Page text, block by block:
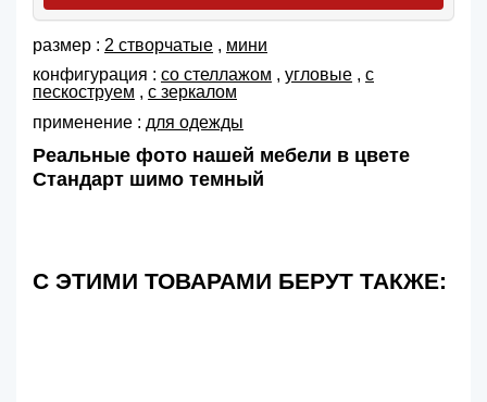
размер : 2 створчатые , мини
конфигурация : со стеллажом , угловые , с
пескоструем , с зеркалом
применение : для одежды
Реальные фото нашей мебели в цвете
Стандарт шимо темный
С ЭТИМИ ТОВАРАМИ БЕРУТ ТАКЖЕ: